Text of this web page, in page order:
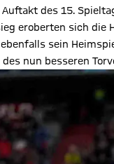
des 15.
eroberten sich
sein
nun besseren